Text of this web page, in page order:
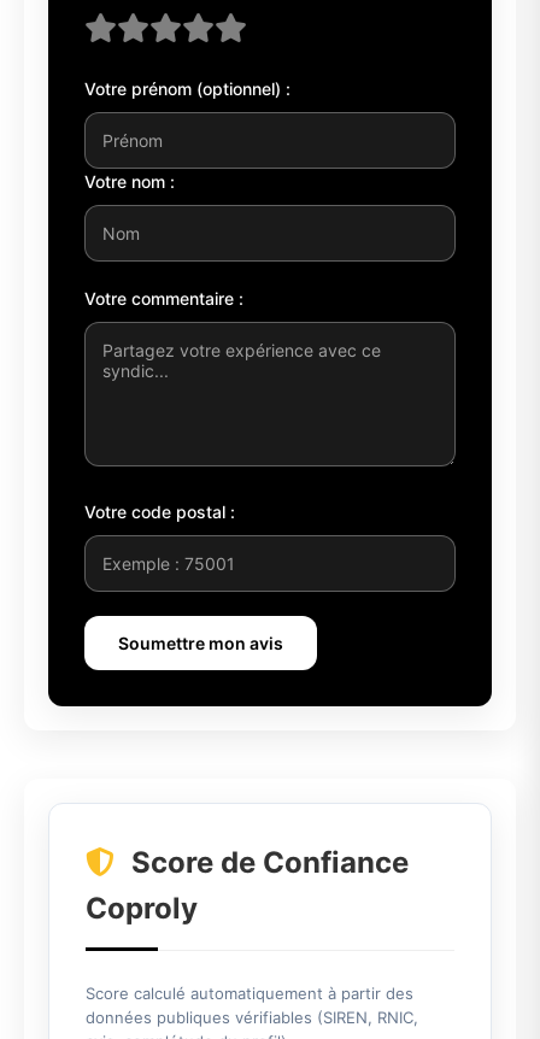
Votre prénom (optionnel) :
Votre nom :
Votre commentaire :
Votre code postal :
Soumettre mon avis
Score de Confiance
Coproly
Score calculé automatiquement à partir des
données publiques vérifiables (SIREN, RNIC,